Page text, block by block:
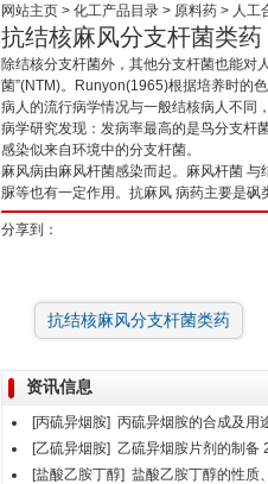
网站主页 > 化工产品目录 > 原料药 > 人工
抗结核麻风分支杆菌类药
除结核分支杆菌外，其他分支杆菌也能对
菌”(NTM)。Runyon(1965)根据培养时的
病人的流行病学情况与一般结核病人不同
病学研究发现：发病率最高的是鸟分支杆
感染似来自环境中的分支杆菌。
麻风病由麻风杆菌感染而起。麻风杆菌
脲等也有一定作用。抗麻风 病药主要是砜
分享到：
抗结核麻风分支杆菌类药
资讯信息
[丙硫异烟胺] 丙硫异烟胺的合成及用
[乙硫异烟胺] 乙硫异烟胺片剂的制备
[盐酸乙胺丁醇] 盐酸乙胺丁醇的性质